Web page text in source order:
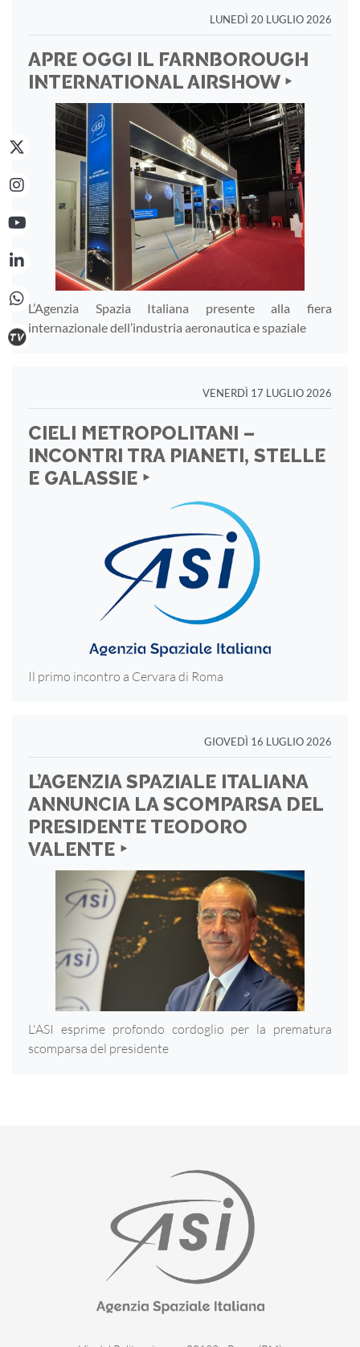
LUNEDÌ 20 LUGLIO 2026
APRE OGGI IL FARNBOROUGH
INTERNATIONAL AIRSHOW ‣
L’Agenzia Spazia Italiana presente alla fiera
internazionale dell’industria aeronautica e spaziale
VENERDÌ 17 LUGLIO 2026
CIELI METROPOLITANI –
INCONTRI TRA PIANETI, STELLE
E GALASSIE ‣
Il primo incontro a Cervara di Roma
GIOVEDÌ 16 LUGLIO 2026
L’AGENZIA SPAZIALE ITALIANA
ANNUNCIA LA SCOMPARSA DEL
PRESIDENTE TEODORO
VALENTE ‣
L'ASI esprime profondo cordoglio per la prematura
scomparsa del presidente